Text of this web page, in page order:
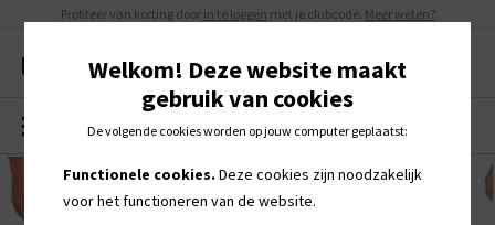
Profiteer van korting door in te loggen met je clubcode. Meer weten?
MENU 0
Welkom! Deze website maakt
gebruik van cookies
De volgende cookies worden op jouw computer geplaatst:
Functionele cookies. Deze cookies zijn noodzakelijk
voor het functioneren van de website.